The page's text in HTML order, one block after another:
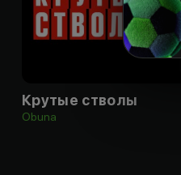
Крутые стволы
Obuna